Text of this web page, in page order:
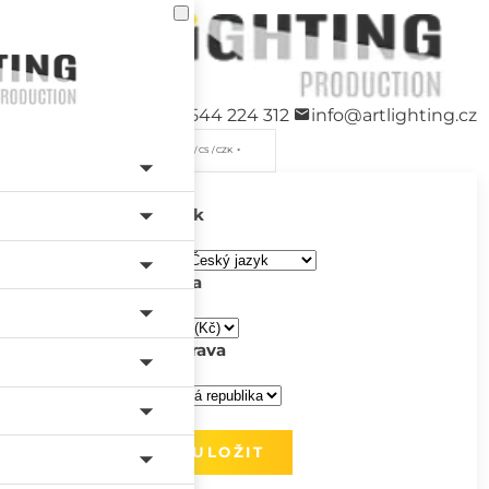
+420 544 224 312 info@artlighting.cz
/ CS / CZK
Jazyk
Měna
Doprava